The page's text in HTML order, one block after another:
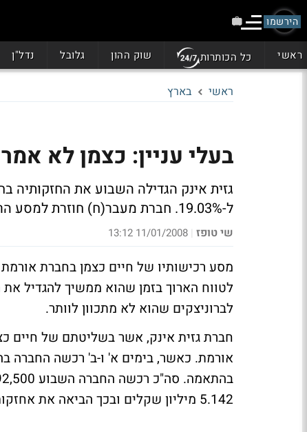
הירשמו
ראשי כל הכותרות שוק ההון גלובל נדל"ן
ראשי בארץ
בעלי עניין: כצמן לא
ל-19.03%. חברת מעבר(ח) חוזרת למסע הרכישות בדרבן. גם פישמן לא נשאר אדיש
שי טופז |
11/01/2008 13:12
מסע רכישותיו של חיים כצמן בחברת
לטווח הארוך בזמן שהוא ממשיך להגדיל
לברוניצקים שהוא לא מתכוון לוותר.
חברת גזית אינק, אשר בשליטתם של חיים
5.142 מיליון שקלים ובכך הביאה את אחזקותיה באורמת ל-19.03% מהון המניות.